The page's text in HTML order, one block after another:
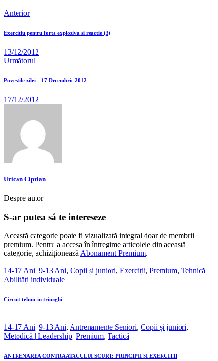
Anterior
Exercitiu pentru forta exploziva si reactie (3)
13/12/2012
Următorul
Povestile zilei – 17 Decembrie 2012
17/12/2012
Urican Ciprian
Despre autor
S-ar putea să te intereseze
Această categorie poate fi vizualizată integral doar de membrii
premium. Pentru a accesa în întregime articolele din această
categorie, achiziționeazăAbonament Premium.
14-17 Ani, 9-13 Ani, Copii și juniori, Exerciții, Premium, Tehnică |
Abilități individuale
Circuit tehnic in triunghi
14-17 Ani, 9-13 Ani, Antrenamente Seniori, Copii și juniori,
Metodică | Leadership, Premium, Tactică
ANTRENAREA CONTRAATACULUI SCURT: PRINCIPII ȘI EXERCIȚII